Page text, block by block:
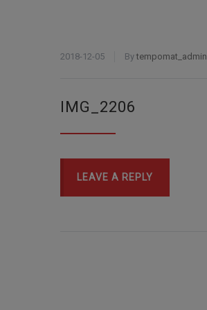
2018-12-05 Bytempomat_admin
IMG_2206
LEAVE A REPLY